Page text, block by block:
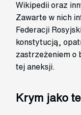
Wikipedii oraz
Zawarte w nich
Federacji
konstytucją,
zastrzeżeniem o
tej aneksji.
Krym jako